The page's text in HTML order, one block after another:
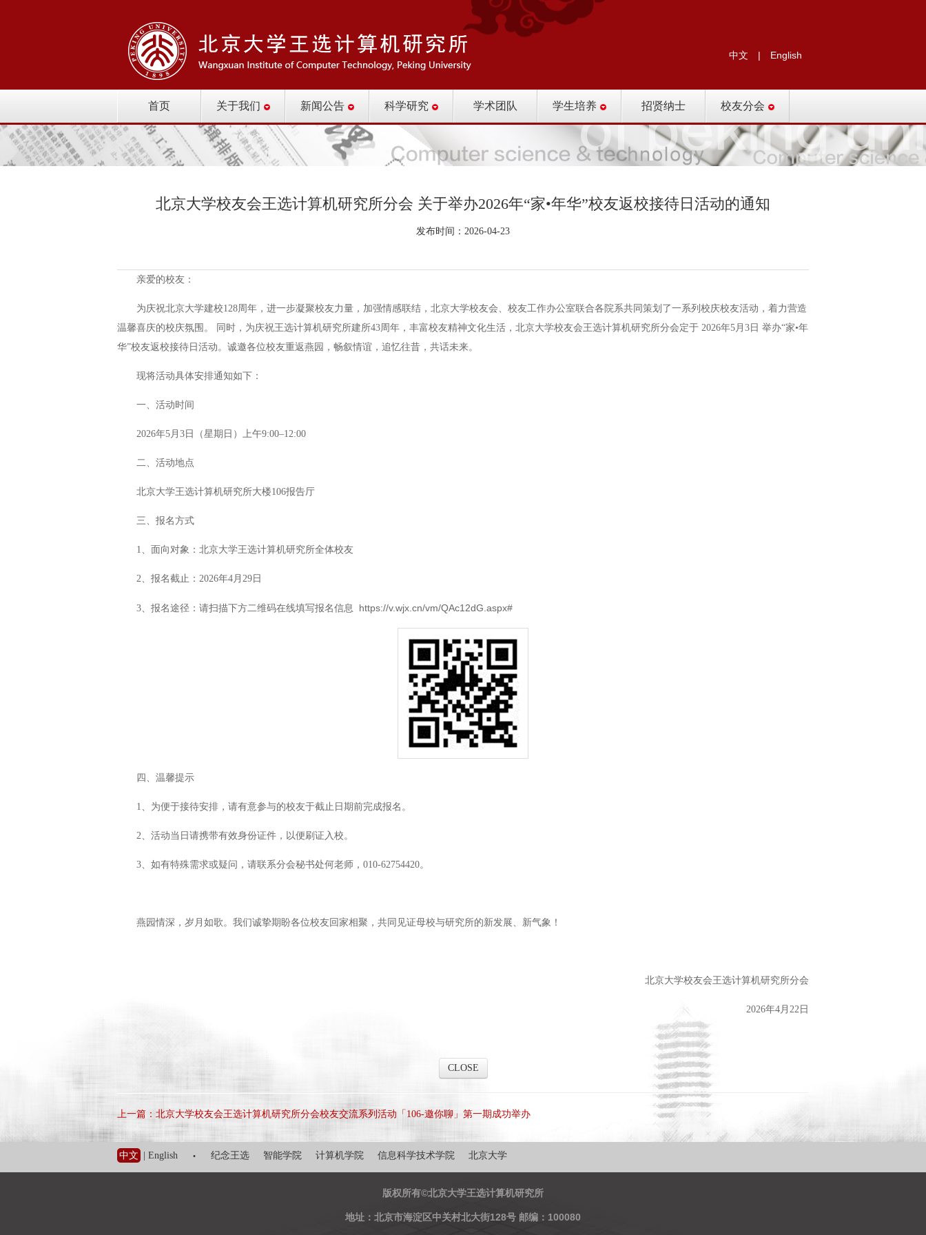
中文 | English
首页 关于我们 新闻公告 科学研究 学术团队 学生培养 招贤纳士 校友分会
北京大学校友会王选计算机研究所分会 关于举办2026年“家•年华”校友返校接待日活动的通知
发布时间：2026-04-23
亲爱的校友：
为庆祝北京大学建校128周年，进一步凝聚校友力量，加强情感联结，北京大学校友会、校友工作办公室联合各院系共同策划了一系列校庆校友活动，着力营造
温馨喜庆的校庆氛围。 同时，为庆祝王选计算机研究所建所43周年，丰富校友精神文化生活，北京大学校友会王选计算机研究所分会定于 2026年5月3日 举办“家•年
华”校友返校接待日活动。诚邀各位校友重返燕园，畅叙情谊，追忆往昔，共话未来。
现将活动具体安排通知如下：
一、活动时间
2026年5月3日（星期日）上午9:00–12:00
二、活动地点
北京大学王选计算机研究所大楼106报告厅
三、报名方式
1、面向对象：北京大学王选计算机研究所全体校友
2、报名截止：2026年4月29日
3、报名途径：请扫描下方二维码在线填写报名信息 https://v.wjx.cn/vm/QAc12dG.aspx#
四、温馨提示
1、为便于接待安排，请有意参与的校友于截止日期前完成报名。
2、活动当日请携带有效身份证件，以便刷证入校。
3、如有特殊需求或疑问，请联系分会秘书处何老师，010-62754420。
燕园情深，岁月如歌。我们诚挚期盼各位校友回家相聚，共同见证母校与研究所的新发展、新气象！
北京大学校友会王选计算机研究所分会
2026年4月22日
CLOSE
上一篇：北京大学校友会王选计算机研究所分会校友交流系列活动「106-邀你聊」第一期成功举办
中文 English · 纪念王选 智能学院 计算机学院 信息科学技术学院 北京大学
版权所有©北京大学王选计算机研究所
地址：北京市海淀区中关村北大街128号 邮编：100080